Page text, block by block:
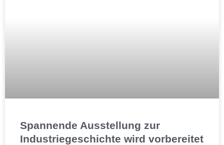
Spannende Ausstellung zur
Industriegeschichte wird vorbereitet